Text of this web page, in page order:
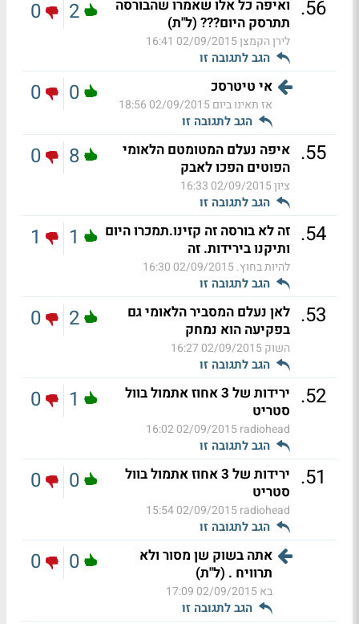
56
. ואיפה כל אלו שאמרו שהבורסה
תתרסק היום??? (ל"ת)
לירן הקמצן02/09/2015 16:41
הגב לתגובה זו
2
0
אי טיטרסכ
אז תאינו ביום02/09/2015 18:56
הגב לתגובה זו
0
0
55
. איפה נעלם המטומטם הלאומי
הפוטים הפכו לאבק
ציון02/09/2015 16:33
הגב לתגובה זו
8
0
54
. זה לא בורסה זה קזינו.תמכרו היום
ותיקנו בירידות. זה
להיות בחוץ.02/09/2015 16:30
הגב לתגובה זו
1
1
53
. לאן נעלם המסביר הלאומי גם
בפקיעה הוא נמחק
השוק02/09/2015 16:27
הגב לתגובה זו
2
0
52
.
ירידות של 3 אחוז אתמול בוול
סטריט
radiohead
02/09/2015 16:02
הגב לתגובה זו
1
0
51
.
ירידות של 3 אחוז אתמול בוול
סטריט
radiohead
02/09/2015 15:54
הגב לתגובה זו
0
0
אתה בשוק שן מסור ולא
תרוויח . (ל"ת)
בא02/09/2015 17:09
הגב לתגובה זו
0
0